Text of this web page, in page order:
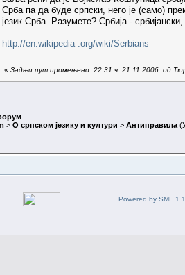
Срба па да буде српски, него је (само)
језик Срба. Разумете? Србија -
http://en.wikipedia .org/wiki/Serbians
« Задњи пут промењено: 22.31 ч. 21.11.2006. од
> О српском језику и култури > Антиправила
Powered by SMF